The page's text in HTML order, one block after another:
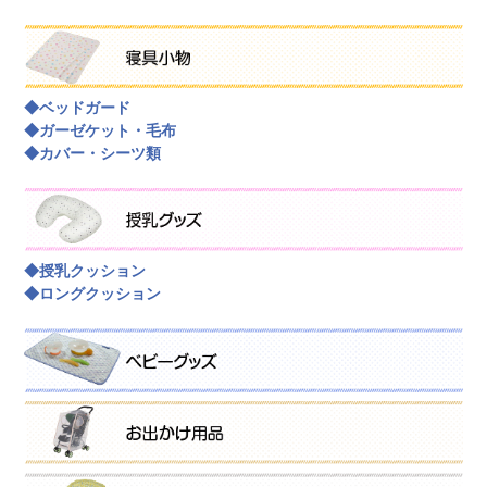
◆ベッドガード
◆ガーゼケット・毛布
◆カバー・シーツ類
◆授乳クッション
◆ロングクッション